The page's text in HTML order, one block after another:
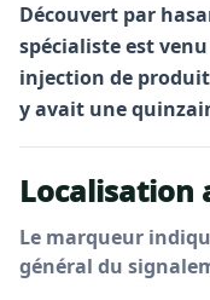
Découvert par
spécialiste est
injection de
y avait une
Localisation
Le marqueur
général du